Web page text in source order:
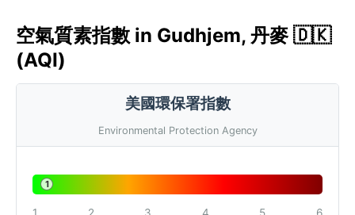
空氣質素指數 in Gudhjem, 丹麥 🇩🇰
(AQI)
美國環保署指數
Environmental Protection Agency
1
1 2 3 4 5 6